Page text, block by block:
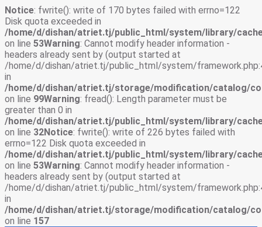
Notice: fwrite(): write of 170 bytes failed with errno=122
Disk quota exceeded in
/home/d/dishan/atriet.tj/public_html/system/library/
on line 53Warning: Cannot modify header information -
headers already sent by (output started at
/home/d/dishan/atriet.tj/public_html/system/
in
/home/d/dishan/atriet.tj/storage/modification/catalog/
on line 99Warning: fread(): Length parameter must be
greater than 0 in
/home/d/dishan/atriet.tj/public_html/system/library/
on line 32Notice: fwrite(): write of 226 bytes failed with
errno=122 Disk quota exceeded in
/home/d/dishan/atriet.tj/public_html/system/library/
on line 53Warning: Cannot modify header information -
headers already sent by (output started at
/home/d/dishan/atriet.tj/public_html/system/
in
/home/d/dishan/atriet.tj/storage/modification/catalog/
on line 157